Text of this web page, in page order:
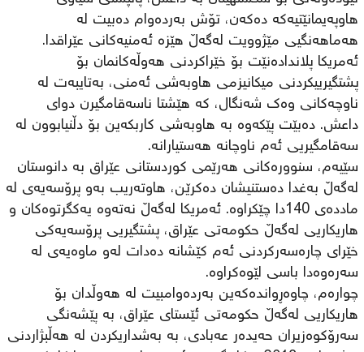
هاوپەیمانێتیەکە دەکەن، تۆش بەردەوام دەبیت لە
هەماهەنگیی مێژوویت لەگەڵ هێزە ئەمنیەکانی عێراقدا.
ئەمریکا پلاندادەنێت بۆ خێراکردنی هەوڵەکانمان بۆ
پشتگیرییکردنی میکانیزمی هاوبەشی ئەمنی، بەتایبەت لە
ناوچەکانی وەك شەنگال، کە هێشتا ناسەقامگیرن دوای
داعش. دەبێت پێکەوە بە هاوبەشی کاربکەین بۆ دڵنیابوون لە
سەقامگیریی ئەم ناوچانە هەستیارانە.
سێیەم، سنوورەکانی هەرێمی کوردستانی عێراق بە دانوستان
لەگەڵ بەغدا دەستنیشان دەکرێن، هاوتەریب بەو پرۆسەیەی لە
ماددەی 140دا چێکراوە. ئەمریکا لەگەڵ نەتەوە یەکگرتوەکان و
هاریکاریی لەگەڵ حکومەتی عێراق، پشتگیریی پرۆسەیەکی
خێرای چارەسەرکردنی ئەم کێشانە دەدات لەو ماوەیەی لە
سەرەوەدا باسی لێوەکراوە.
چوارەم، چاوەڕواندەکەین بەردەوامبیت لە هەوڵدان بۆ
هاریکاریی لەگەڵ حکومەتی ئێستای عێراق، بە پێشەنگی
سەرۆکوەزیران حەیدەر عەبادی، بە بەشداریکردن لە هەڵبژاردنی